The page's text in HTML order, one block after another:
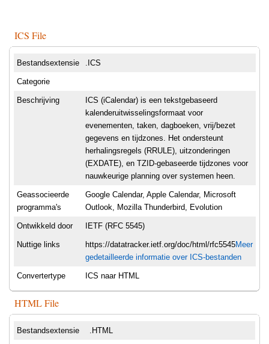
ICS File
Bestandsextensie .ICS
Categorie
Beschrijving
ICS (iCalendar) is een tekstgebaseerd
kalenderuitwisselingsformaat voor
evenementen, taken, dagboeken, vrij/bezet
gegevens en tijdzones. Het ondersteunt
herhalingsregels (RRULE), uitzonderingen
(EXDATE), en TZID-gebaseerde tijdzones voor
nauwkeurige planning over systemen heen.
Geassocieerde
programma's
Google Calendar, Apple Calendar, Microsoft
Outlook, Mozilla Thunderbird, Evolution
Ontwikkeld door IETF (RFC 5545)
Nuttige links https://datatracker.ietf.org/doc/html/rfc5545Meer
gedetailleerde informatie over ICS-bestanden
Convertertype ICS naar HTML
HTML File
Bestandsextensie .HTML